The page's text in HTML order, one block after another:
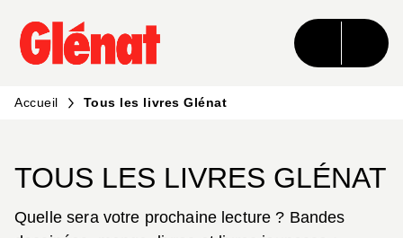
MENU RECHERCHE CONTENU
PIED DE PAGE
Accueil Tous les livres Glénat
TOUS LES LIVRES GLÉNAT
Quelle sera votre prochaine lecture ? Bandes